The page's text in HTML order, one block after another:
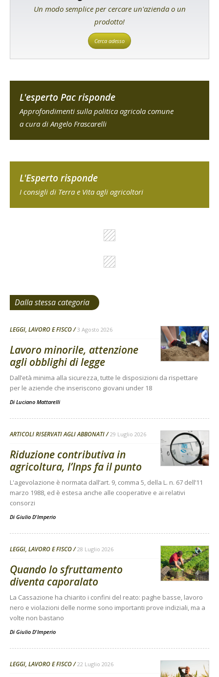
Un modo semplice per cercare un'azienda o un
prodotto!
Cerca adesso
L'esperto Pac risponde
Approfondimenti sulla politica agricola comune
a cura di Angelo Frascarelli
L'Esperto risponde
I consigli di Terra e Vita agli agricoltori
Dalla stessa categoria
LEGGI, LAVORO E FISCO 3 Agosto 2026
Lavoro minorile, attenzione
agli obblighi di legge
Dall’età minima alla sicurezza, tutte le disposizioni da rispettare
per le aziende che inseriscono giovani under 18
Di Luciano Mattarelli
ARTICOLI RISERVATI AGLI ABBONATI 29 Luglio 2026
Riduzione contributiva in
agricoltura, l’Inps fa il punto
L'agevolazione è normata dall’art. 9, comma 5, della L. n. 67 dell’11
marzo 1988, ed è estesa anche alle cooperative e ai relativi
consorzi
Di Giulio D'Imperio
LEGGI, LAVORO E FISCO 28 Luglio 2026
Quando lo sfruttamento
diventa caporalato
La Cassazione ha chiarito i confini del reato: paghe basse, lavoro
nero e violazioni delle norme sono importanti prove indiziali, ma a
volte non bastano
Di Giulio D'Imperio
LEGGI, LAVORO E FISCO 22 Luglio 2026